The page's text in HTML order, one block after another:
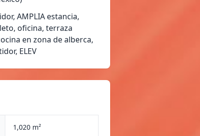
AMPLIA estancia,
oficina, terraza
en zona de alberca,
ELEV
1,020 m²